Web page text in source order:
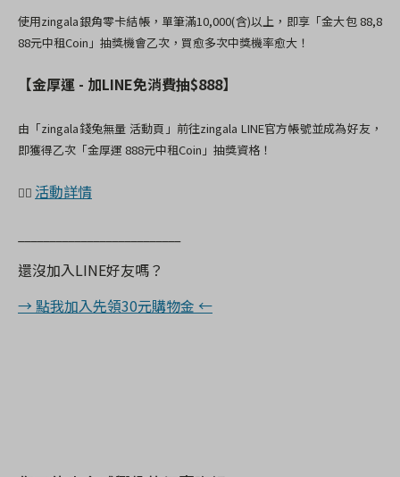
使用zingala銀角零卡結帳，單筆滿10,000(含)以上，即享「金大包 88,8
88元中租Coin」抽獎機會乙次，買愈多次中獎機率愈大！
【金厚運 - 加LINE免消費抽$888】
由「zingala錢兔無量 活動頁」前往zingala LINE官方帳號並成為好友，
即獲得乙次「金厚運 888元中租Coin」抽獎資格！
👉🏻 活動詳情
還沒加入LINE好友嗎？
→ 點我加入先領30元購物金 ←